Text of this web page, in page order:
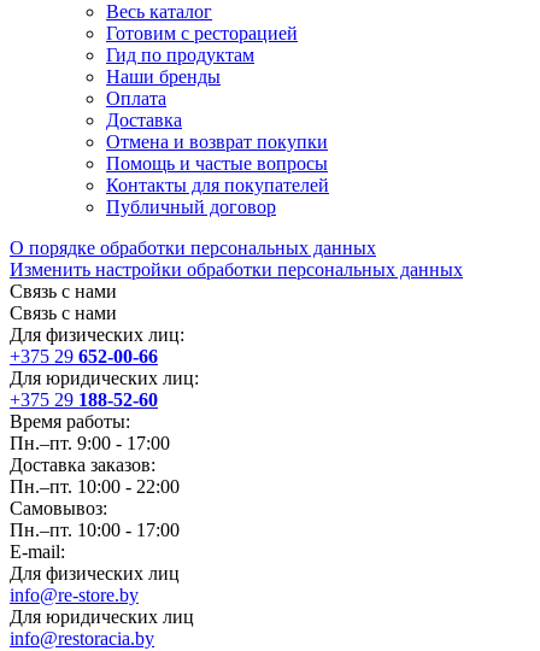
Весь каталог
Готовим с ресторацией
Гид по продуктам
Наши бренды
Оплата
Доставка
Отмена и возврат покупки
Помощь и частые вопросы
Контакты для покупателей
Публичный договор
О порядке обработки персональных данных
Изменить настройки обработки персональных данных
Связь с нами
Связь с нами
Для физических лиц:
+375 29 652-00-66
Для юридических лиц:
+375 29 188-52-60
Время работы:
Пн.–пт. 9:00 - 17:00
Доставка заказов:
Пн.–пт. 10:00 - 22:00
Самовывоз:
Пн.–пт. 10:00 - 17:00
E-mail:
Для физических лиц
info@re-store.by
Для юридических лиц
info@restoracia.by